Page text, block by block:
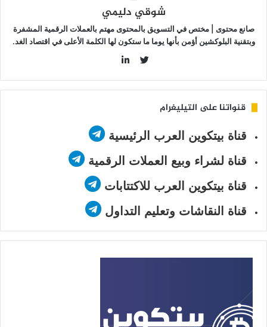
شوقي دليمي
صانع محتوى | مختص في التسويق بالمحتوى مهتم بالعملات الرقمية المشفرة
وبتقنية البلوكشين أؤمن بأنها يوما ما ستكون لها الكلمة الأعلى في اقتصاد الغد.
قنواتنا على التيليغرام
قناة بيتكوين العرب الرئيسية
قناة لشراء وبيع العملات الرقمية
قناة بيتكوين العرب للاكتتابات
قناة النقاشات وتعليم التداول